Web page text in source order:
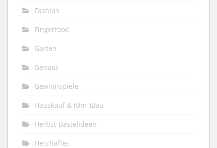
Fashion
Fingerfood
Garten
Genuss
Gewinnspiele
Hauskauf & (Um-)Bau
Herbst-Bastelideen
Herzhaftes